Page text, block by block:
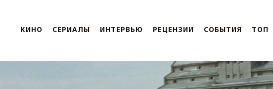
КИНО СЕРИАЛЫ ИНТЕРВЬЮ РЕЦЕНЗИИ СОБЫТИЯ ТОП